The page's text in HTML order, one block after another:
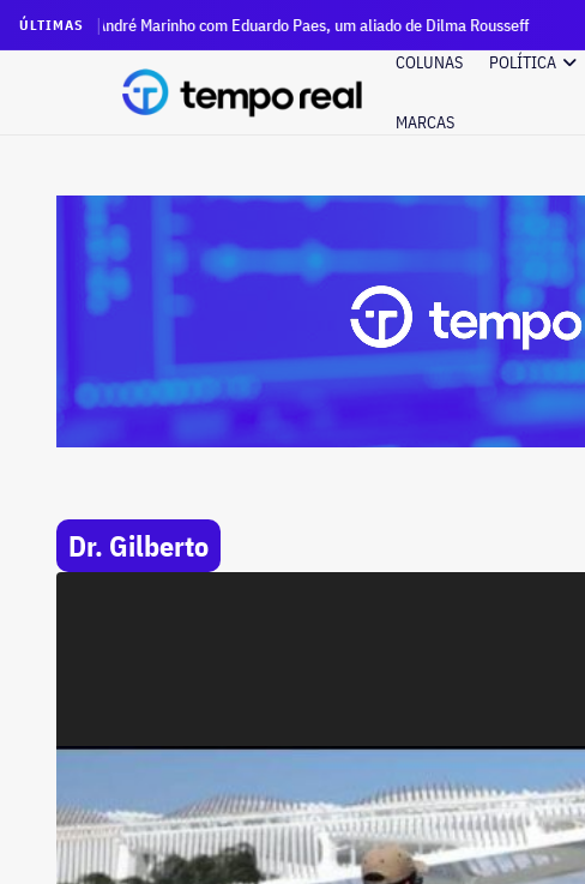
ÚLTIMASMarinho com Eduardo Paes, um aliado de Dilma Rousseff
COLUNAS
POLÍTICA
MARCAS
Dr. Gilberto